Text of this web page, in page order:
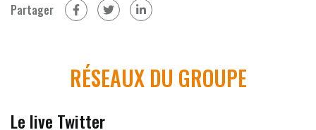
Partager sur Facebook (nouvelle fenêtre)
sur Twitter (nouvelle fenêtre)
sur Linkedin (nouvelle fenêtre)
RÉSEAUX DU GROUPE
Le live Twitter